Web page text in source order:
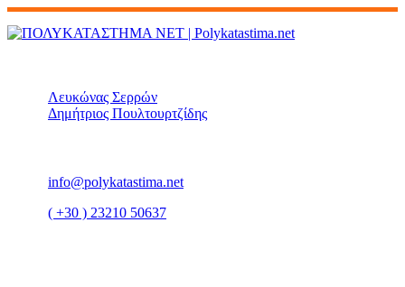
Λευκώνας Σερρών
Δημήτριος Πουλτουρτζίδης
info@polykatastima.net
( +30 ) 23210 50637